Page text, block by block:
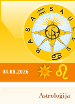
08.08.2026
Astroloģija